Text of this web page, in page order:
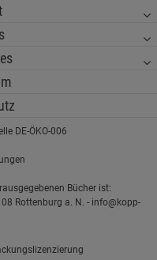
DE-ÖKO-006
Bücher ist:
Rottenburg a. N. - info@kopp-